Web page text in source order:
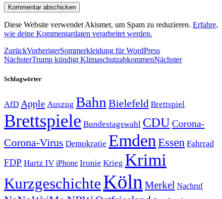
Diese Website verwendet Akismet, um Spam zu reduzieren. Erfahre,
wie deine Kommentardaten verarbeitet werden.
ZurückVorherigerSommerkleidung für WordPress
NächsterTrump kündigt KlimaschutzabkommenNächster
Schlagwörter
AfD Apple Auszug Bahn Bielefeld Brettspiel
Brettspiele Bundestagswahl CDUCorona-
Corona-Virus Demokratie Emden Essen Fahrrad
FDP Hartz IV iPhone Ironie Krieg Krimi
KurzgeschichteKölnMerkel Nachruf